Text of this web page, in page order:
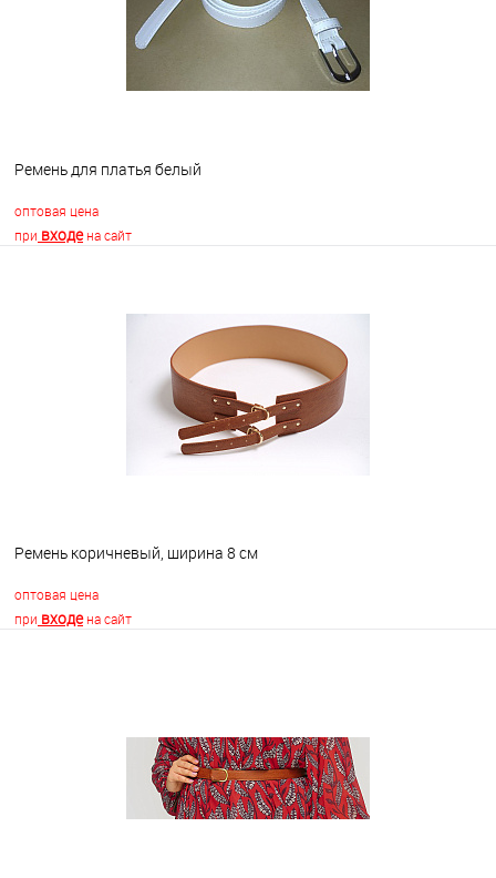
Ремень для платья белый
оптовая цена
при входена сайт
В наличии
Ремень коричневый, ширина 8 см
оптовая цена
при входена сайт
В наличии